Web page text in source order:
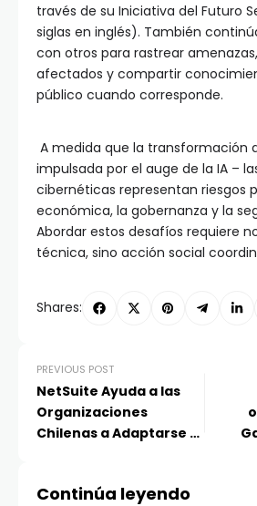
través de su Iniciativa del Futuro
siglas en inglés). También
con otros para rastrear
afectados y compartir
público cuando corresponde.
A medida que la transformación
impulsada por el auge de la IA –
cibernéticas representan riesgos
económica, la gobernanza y la
Abordar estos desafíos requiere
técnica, sino acción social
Shares:
PREVIOUS POST
NetSuite Ayuda a las
Organizaciones
Chilenas a Adaptarse y
Continúa leyendo